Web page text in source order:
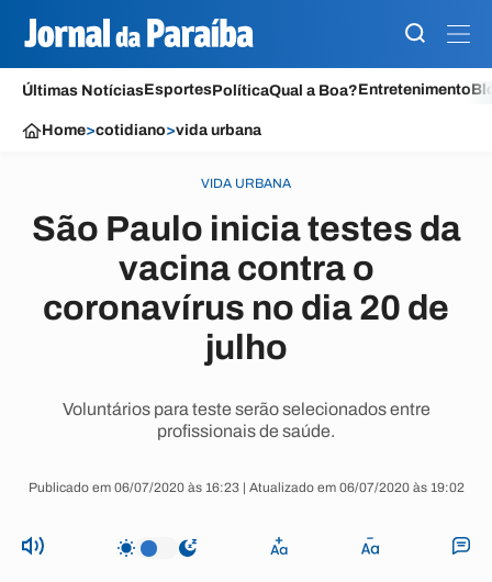
Últimas NotíciasEsportesPolíticaQual a Boa?Entretenimento
Home>cotidiano>vida urbana
VIDA URBANA
São Paulo inicia testes da
vacina contra o
coronavírus no dia 20 de
julho
Voluntários para teste serão selecionados entre
profissionais de saúde.
Publicado em 06/07/2020 às 16:23 | Atualizado em 06/07/2020 às 19:02